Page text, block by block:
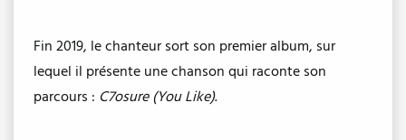
Fin 2019, le chanteur sort son premier album, sur
lequel il présente une chanson qui raconte son
parcours : C7osure (You Like).